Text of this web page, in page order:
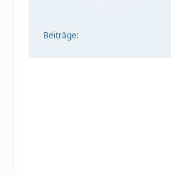
Beiträge